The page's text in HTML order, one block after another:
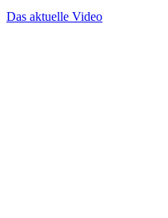
Das aktuelle Video